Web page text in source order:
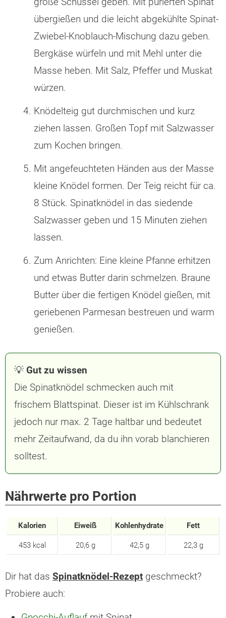
übergießen und die leicht abgekühlte Spinat-
Zwiebel-Knoblauch-Mischung dazu geben.
Bergkäse würfeln und mit Mehl unter die
Masse heben. Mit Salz, Pfeffer und Muskat
würzen.
Knödelteig gut durchmischen und kurz
ziehen lassen. Großen Topf mit Salzwasser
zum Kochen bringen.
Mit angefeuchteten Händen aus der Masse
kleine Knödel formen. Der Teig reicht für ca.
8 Stück. Spinatknödel in das siedende
Salzwasser geben und 15 Minuten ziehen
lassen.
Zum Anrichten: Eine kleine Pfanne erhitzen
und etwas Butter darin schmelzen. Braune
Butter über die fertigen Knödel gießen, mit
geriebenen Parmesan bestreuen und warm
genießen.
💡 Gut zu wissen
Die Spinatknödel schmecken auch mit
frischem Blattspinat. Dieser ist im Kühlschrank
jedoch nur max. 2 Tage haltbar und bedeutet
mehr Zeitaufwand, da du ihn vorab blanchieren
solltest.
Nährwerte pro Portion
Kalorien Eiweiß Kohlenhydrate Fett
453 kcal 20,6 g 42,5 g 22,3 g
Dir hat das Spinatknödel-Rezept geschmeckt?
Probiere auch: